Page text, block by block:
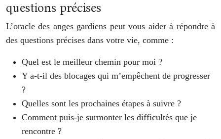
questions précises
L’oracle des anges gardiens peut vous aider à répondre à
des questions précises dans votre vie, comme :
Quel est le meilleur chemin pour moi ?
Y a-t-il des blocages qui m’empêchent de progresser
?
Quelles sont les prochaines étapes à suivre ?
Comment puis-je surmonter les difficultés que je
rencontre ?